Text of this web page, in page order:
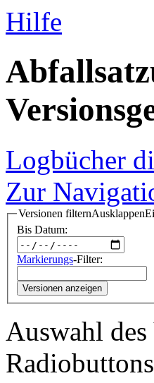
Hilfe
Logbücher
Zur
Versionen filternAusklappen
Bis Datum:
Markierungs-Filter:
Versionen anzeigen
Auswahl